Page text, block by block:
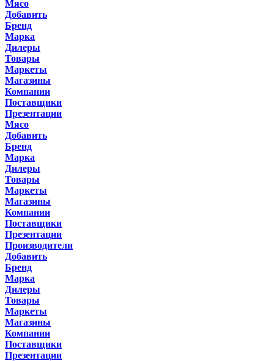
Мясо
Добавить
Бренд
Марка
Дилеры
Товары
Маркеты
Магазины
Компании
Поставщики
Презентации
Мясо
Добавить
Бренд
Марка
Дилеры
Товары
Маркеты
Магазины
Компании
Поставщики
Презентации
Производители
Добавить
Бренд
Марка
Дилеры
Товары
Маркеты
Магазины
Компании
Поставщики
Презентации